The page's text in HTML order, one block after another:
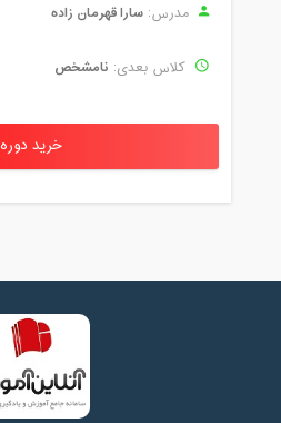
مدرس: سارا قهرمان زاده
کلاس بعدی: نامشخص
خرید دوره